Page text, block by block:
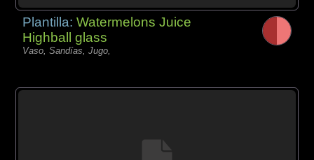
Plantilla:Watermelons Juice
Highball glass
Vaso, Sandías, Jugo,